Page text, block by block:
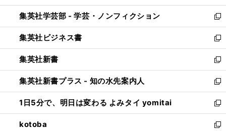
開
く
ウ
で
開
く
ン
ド
ウ
で
開
く
ウ
ィ
ン
ド
ウ
で
開
く
集英社学芸部 - 学芸・ノンフィクション
新
し
い
ウ
ィ
ン
ド
ウ
で
開
く
集英社ビジネス書
新
し
い
ウ
ィ
ン
ド
ウ
で
集英社新書
新
し
い
ウ
ィ
ン
ド
集英社新書プラス - 知の水先案内人
新
し
い
ウ
ィ
1日5分で、明日は変わる よみタイ yomitai
新
し
い
kotoba
新